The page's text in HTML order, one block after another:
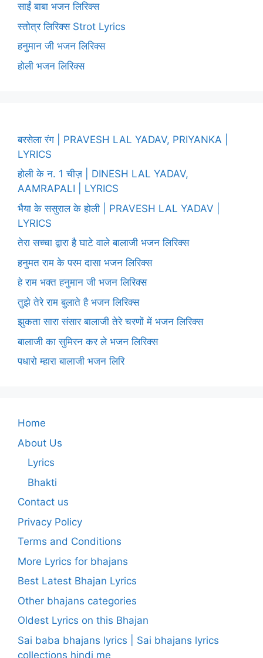
साईं बाबा भजन लिरिक्स
स्तोत्र लिरिक्स Strot Lyrics
हनुमान जी भजन लिरिक्स
होली भजन लिरिक्स
बरसेला रंग | PRAVESH LAL YADAV, PRIYANKA |
LYRICS
होली के न. 1 चीज़ | DINESH LAL YADAV,
AAMRAPALI | LYRICS
भैया के ससुराल के होली | PRAVESH LAL YADAV |
LYRICS
तेरा सच्चा द्वारा है घाटे वाले बालाजी भजन लिरिक्स
हनुमत राम के परम दासा भजन लिरिक्स
हे राम भक्त हनुमान जी भजन लिरिक्स
तुझे तेरे राम बुलाते है भजन लिरिक्स
झुकता सारा संसार बालाजी तेरे चरणों में भजन लिरिक्स
बालाजी का सुमिरन कर ले भजन लिरिक्स
पधारो म्हारा बालाजी भजन लिरि
Home
About Us
Lyrics
Bhakti
Contact us
Privacy Policy
Terms and Conditions
More Lyrics for bhajans
Best Latest Bhajan Lyrics
Other bhajans categories
Oldest Lyrics on this Bhajan
Sai baba bhajans lyrics | Sai bhajans lyrics
collections hindi me